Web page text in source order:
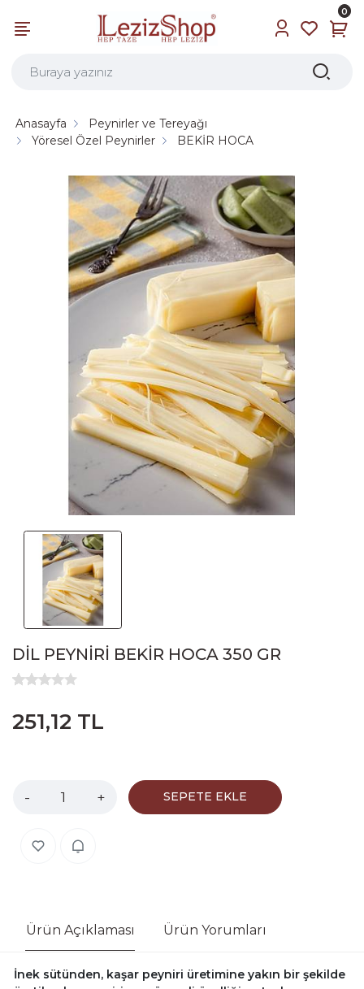
0
Anasayfa
Peynirler ve Tereyağı
Yöresel Özel Peynirler
BEKİR HOCA
DİL PEYNİRİ BEKİR HOCA 350 GR
251,12 TL
- + SEPETE EKLE
Ürün Açıklaması Ürün Yorumları
İnek sütünden, kaşar peyniri üretimine yakın bir şekilde